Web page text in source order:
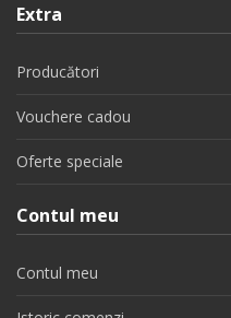
Extra
Producători
Vouchere cadou
Oferte speciale
Contul meu
Contul meu